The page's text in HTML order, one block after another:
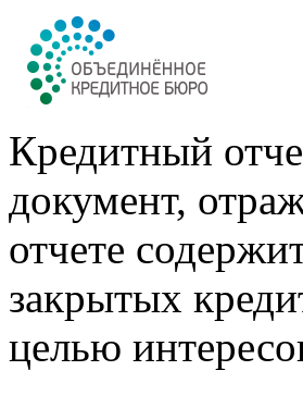
Кредитный
документ,
отчете
закрытых
целью